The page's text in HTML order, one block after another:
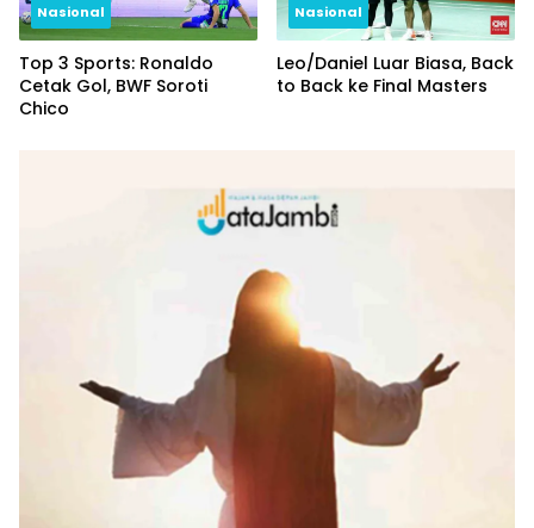
Nasional
Top 3 Sports: Ronaldo
Cetak Gol, BWF Soroti
Chico
Nasional
Leo/Daniel Luar Biasa, Back
to Back ke Final Masters